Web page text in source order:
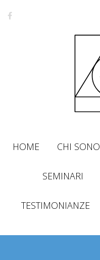
HOME CHI SONO
SEMINARI
TESTIMONIANZE